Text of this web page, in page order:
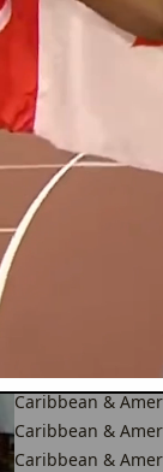
Caribbean
Caribbean &
Caribbean &
Caribbean &
Caribbean &
Caribbean &